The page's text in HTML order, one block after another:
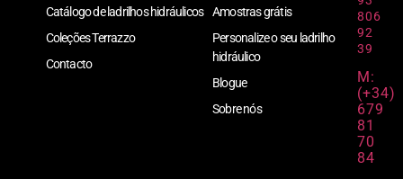
Catálogo de ladrilhos hidráulicos
Coleções Terrazzo
Contacto
Amostras grátis
Personalize o seu ladrilho
hidráulico
Blogue
Sobre nós
806
92
39
M:
(+34)
679
81
70
84